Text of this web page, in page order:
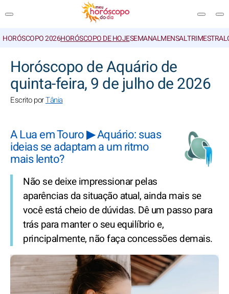
HORÓSCOPO 2026HORÓSCOPO DE HOJESEMANALMENSALTRIMESTRAL
Horóscopo de Aquário de
quinta-feira, 9 de julho de 2026
Escrito porTânia
A Lua em Touro ▶ Aquário: suas
ideias se adaptam a um ritmo
mais lento?
Não se deixe impressionar pelas
aparências da situação atual, ainda mais se
você está cheio de dúvidas. Dê um passo para
trás para manter o seu equilíbrio e,
principalmente, não faça concessões demais.